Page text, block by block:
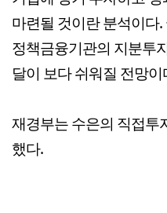
마련될 것이란 분석이다
정책금융기관의 지분투
달이 보다 쉬워질 전망이
재경부는 수은의 직접투
했다.